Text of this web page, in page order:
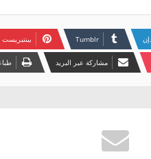
بينتيريست
مشاركة عبر البريد